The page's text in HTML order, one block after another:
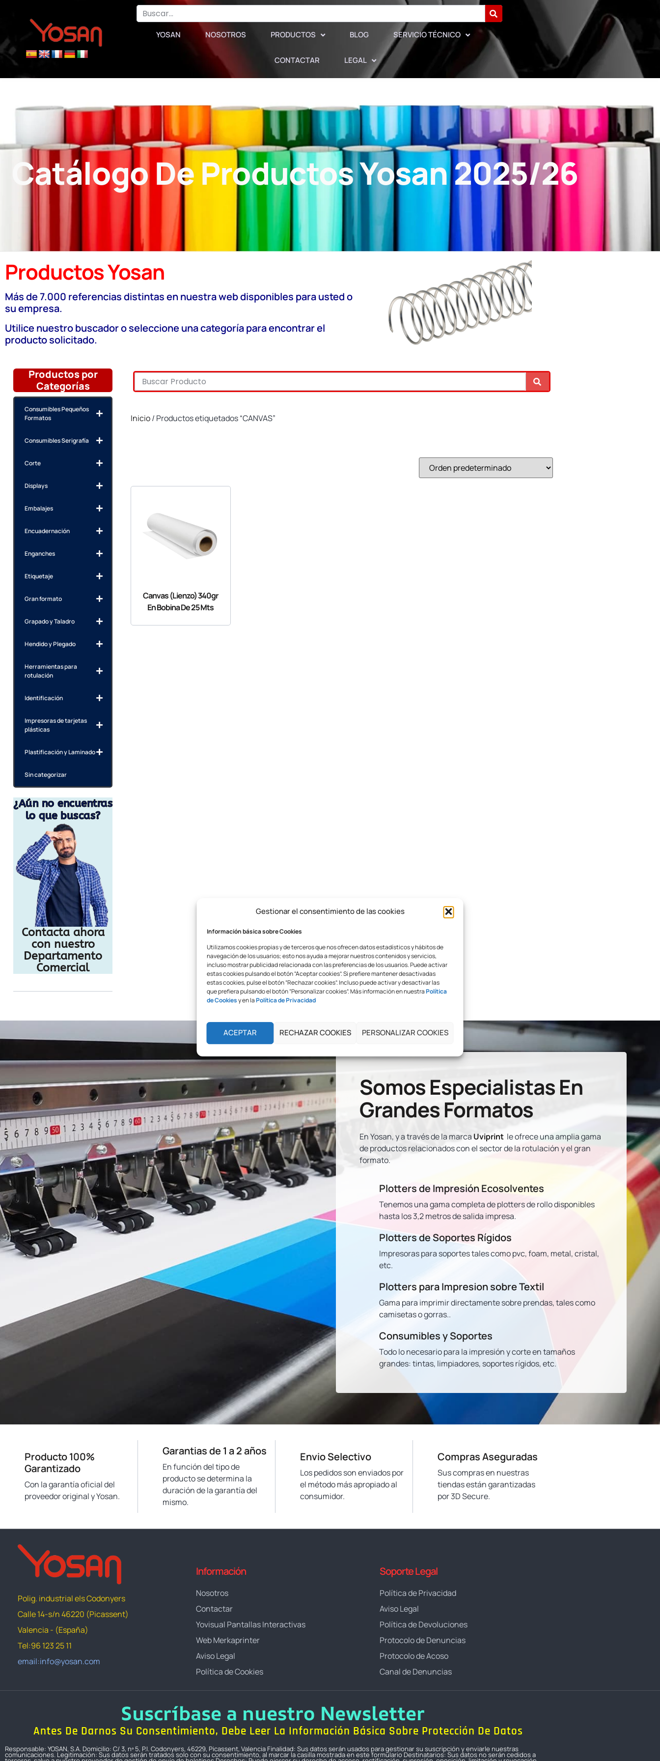
Gestionar el consentimiento de las cookies
Información básica sobre Cookies
Utilizamos cookies propias y de terceros que nos ofrecen datos estadísticos y hábitos de
navegación de los usuarios; esto nos ayuda a mejorar nuestros contenidos y servicios,
incluso mostrar publicidad relacionada con las preferencias de los usuarios. Puede activar
estas cookies pulsando el botón “Aceptar cookies”. Si prefiere mantener desactivadas
estas cookies, pulse el botón “Rechazar cookies”. Incluso puede activar y desactivar las
que prefiera pulsando el botón “Personalizar cookies”. Más información en nuestraPolítica
de Cookiesy en laPolítica de Privacidad
ACEPTAR RECHAZAR COOKIES PERSONALIZAR COOKIES
YOSAN NOSOTROS PRODUCTOS BLOG SERVICIO TÉCNICO
CONTACTAR LEGAL
Catálogo De Productos Yosan 2025/26
Productos Yosan
Más de 7.000 referencias distintas en nuestra web disponibles para usted o
su empresa.
Utilice nuestro buscador o seleccione una categoría para encontrar el
producto solicitado.
Productos por
Categorías
Consumibles Pequeños
Formatos
Consumibles Serigrafía
Corte
Displays
Embalajes
Encuadernación
Enganches
Etiquetaje
Gran formato
Grapado y Taladro
Hendido y Plegado
Herramientas para
rotulación
Identificación
Impresoras de tarjetas
plásticas
Plastificación y Laminado
Sin categorizar
¿Aún no encuentras
lo que buscas?
Contacta ahora
con nuestro
Departamento
Comercial
Inicio/ Productos etiquetados “CANVAS”
Canvas (Lienzo) 340gr
En Bobina De 25 Mts
Somos Especialistas En
Grandes Formatos
En Yosan, y a través de la marca Uviprintle ofrece una amplia gama
de productos relacionados con el sector de la rotulación y el gran
formato.
Plotters de Impresión Ecosolventes
Tenemos una gama completa de plotters de rollo disponibles
hasta los 3,2 metros de salida impresa.
Plotters de Soportes Rígidos
Impresoras para soportes tales como pvc, foam, metal, cristal,
etc.
Plotters para Impresion sobre Textil
Gama para imprimir directamente sobre prendas, tales como
camisetas o gorras..
Consumibles y Soportes
Todo lo necesario para la impresión y corte en tamaños
grandes: tintas, limpiadores, soportes rígidos, etc.
Producto 100%
Garantizado
Con la garantía oficial del
proveedor original y Yosan.
Garantias de 1 a 2 años
En función del tipo de
producto se determina la
duración de la garantía del
mismo.
Envio Selectivo
Los pedidos son enviados por
el método más apropiado al
consumidor.
Compras Aseguradas
Sus compras en nuestras
tiendas están garantizadas
por 3D Secure.
Polig. industrial els Codonyers
Calle 14-s/n 46220 (Picassent)
Valencia - (España)
Tel:96 123 25 11
email:info@yosan.com
Información
Nosotros
Contactar
Yovisual Pantallas Interactivas
Web Merkaprinter
Aviso Legal
Política de Cookies
Soporte Legal
Política de Privacidad
Aviso Legal
Política de Devoluciones
Protocolo de Denuncias
Protocolo de Acoso
Canal de Denuncias
Suscríbase a nuestro Newsletter
Antes De Darnos Su Consentimiento, Debe Leer La Información Básica Sobre Protección De Datos
Responsable: YOSAN, S.A. Domicilio: C/ 3, nº 5, P.I. Codonyers, 46229, Picassent, Valencia Finalidad: Sus datos serán usados para gestionar su suscripción y enviarle nuestras
comunicaciones. Legitimación: Sus datos serán tratados solo con su consentimiento, al marcar la casilla mostrada en este formulario Destinatarios: Sus datos no serán cedidos a